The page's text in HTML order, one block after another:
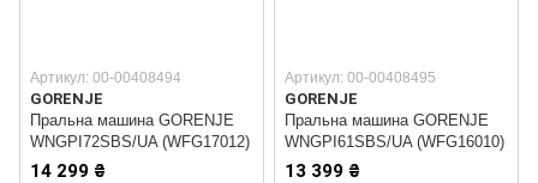
Артикул: 00-00408494
GORENJE
Пральна машина GORENJE
WNGPI72SBS/UA (WFG17012)
14 299 ₴
Артикул: 00-00408495
GORENJE
Пральна машина GORENJE
WNGPI61SBS/UA (WFG16010)
13 399 ₴